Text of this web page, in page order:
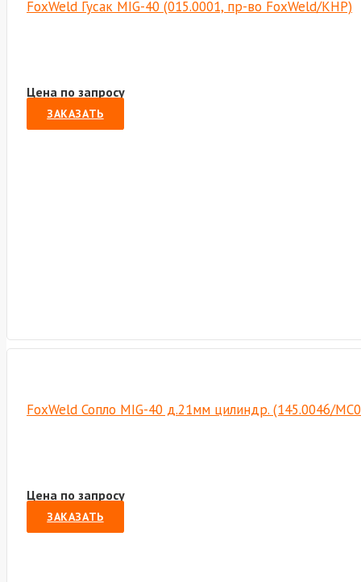
FoxWeld Гусак MIG-40 (015.0001, пр-во FoxWeld/КНР)
Цена по запросу
ЗАКАЗАТЬ
FoxWeld Сопло MIG-40 д.21мм цилиндр. (145.0046/
Цена по запросу
ЗАКАЗАТЬ